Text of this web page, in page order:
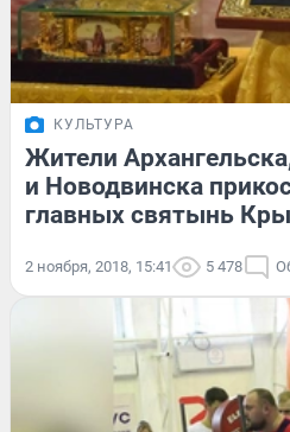
КУЛЬТУРА
Жители
и Новодвинска
главных святынь
2 ноября, 2018, 15:41 5 478